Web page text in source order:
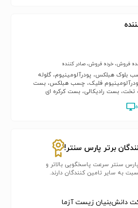
فروش، خرده فروش، صادر کننده
هبلکس، پودرآلومینیوم، گلوله
پودرآلومینیوم فلیک، چسب هبلکس، بست
بست رادیکالی، بست کرکره ای
برتر پارس سنتر!
سنتر سرعت پاسخگویی بالاتر و
به سایر تامین کنندگان دارند.
دانش‌بنیان زیست آزما